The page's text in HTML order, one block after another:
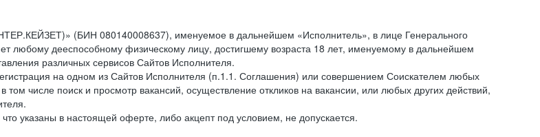
(БИН 080140008637), именуемое в дальнейшем «Исполнитель», в лице Генерального
любому дееспособному физическому лицу, достигшему возраста 18 лет, именуемому в дальнейшем
различных сервисов Сайтов Исполнителя.
на одном из Сайтов Исполнителя (п.1.1. Соглашения) или совершением Соискателем любых
числе поиск и просмотр вакансий, осуществление откликов на вакансии, или любых других действий,
указаны в настоящей оферте, либо акцепт под условием, не допускается.